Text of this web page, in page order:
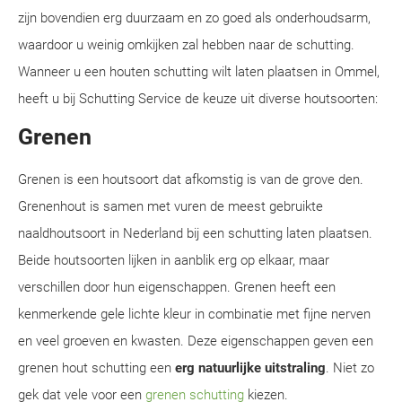
zijn bovendien erg duurzaam en zo goed als onderhoudsarm,
waardoor u weinig omkijken zal hebben naar de schutting.
Wanneer u een houten schutting wilt laten plaatsen in Ommel,
heeft u bij Schutting Service de keuze uit diverse houtsoorten:
Grenen
Grenen is een houtsoort dat afkomstig is van de grove den.
Grenenhout is samen met vuren de meest gebruikte
naaldhoutsoort in Nederland bij een schutting laten plaatsen.
Beide houtsoorten lijken in aanblik erg op elkaar, maar
verschillen door hun eigenschappen. Grenen heeft een
kenmerkende gele lichte kleur in combinatie met fijne nerven
en veel groeven en kwasten. Deze eigenschappen geven een
grenen hout schutting een erg natuurlijke uitstraling. Niet zo
gek dat vele voor een grenen schutting kiezen.